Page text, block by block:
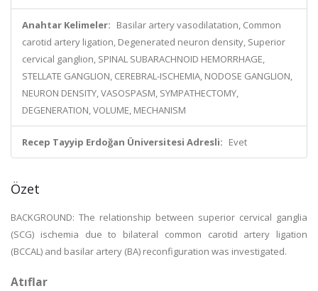
Anahtar Kelimeler: Basilar artery vasodilatation, Common
carotid artery ligation, Degenerated neuron density, Superior
cervical ganglion, SPINAL SUBARACHNOID HEMORRHAGE,
STELLATE GANGLION, CEREBRAL-ISCHEMIA, NODOSE GANGLION,
NEURON DENSITY, VASOSPASM, SYMPATHECTOMY,
DEGENERATION, VOLUME, MECHANISM
Recep Tayyip Erdoğan Üniversitesi Adresli: Evet
Özet
BACKGROUND: The relationship between superior cervical ganglia
(SCG) ischemia due to bilateral common carotid artery ligation
(BCCAL) and basilar artery (BA) reconfiguration was investigated.
Atıflar